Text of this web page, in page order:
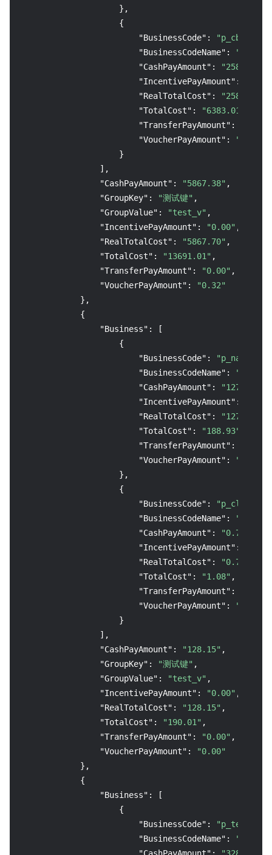
} ,
{
"BusinessCode" : "p_cbs"
"BusinessCodeName" :
"云硬盘
"CashPayAmount" : "2583.11"
"IncentivePayAmount" :
"RealTotalCost" : "2583.43"
"TotalCost" : "6383.01"
"TransferPayAmount" :
"VoucherPayAmount" :
"0.32"
}
] ,
"CashPayAmount" : "5867.38" ,
"GroupKey" : "测试键" ,
"GroupValue" : "test_v" ,
"IncentivePayAmount" : "0.00" ,
"RealTotalCost" : "5867.70" ,
"TotalCost" : "13691.01" ,
"TransferPayAmount" : "0.00" ,
"VoucherPayAmount" :
"0.32"
} ,
{
"Business" :
[
{
"BusinessCode" : "p_nat"
"BusinessCodeName" :
"NAT网
"CashPayAmount" : "127.44"
"IncentivePayAmount" :
"RealTotalCost" : "127.44"
"TotalCost" : "188.93"
"TransferPayAmount" :
"VoucherPayAmount" :
"0.00"
} ,
{
"BusinessCode" : "p_cls"
"BusinessCodeName" :
"日志服
"CashPayAmount" : "0.71"
"IncentivePayAmount" :
"RealTotalCost" : "0.71"
"TotalCost" : "1.08" ,
"TransferPayAmount" :
"VoucherPayAmount" :
"0.00"
}
] ,
"CashPayAmount" : "128.15" ,
"GroupKey" : "测试键" ,
"GroupValue" : "test_v" ,
"IncentivePayAmount" : "0.00" ,
"RealTotalCost" : "128.15" ,
"TotalCost" : "190.01" ,
"TransferPayAmount" : "0.00" ,
"VoucherPayAmount" :
"0.00"
} ,
{
"Business" :
[
{
"BusinessCode" :
"BusinessCodeName" :
"腾讯会